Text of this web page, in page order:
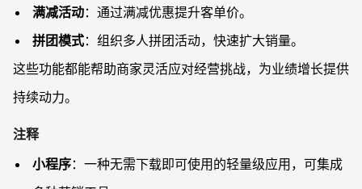
满减活动：通过满减优惠提升客单价。
拼团模式：组织多人拼团活动，快速扩大销量。
这些功能都能帮助商家灵活应对经营挑战，为业绩增长提供
持续动力。
注释
小程序：一种无需下载即可使用的轻量级应用，可集成